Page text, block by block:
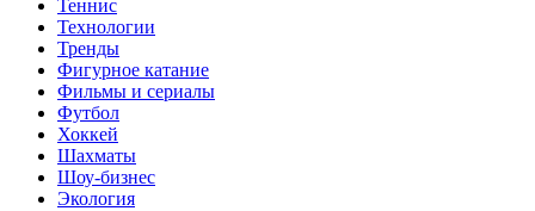
Теннис
Технологии
Тренды
Фигурное катание
Фильмы и сериалы
Футбол
Хоккей
Шахматы
Шоу-бизнес
Экология